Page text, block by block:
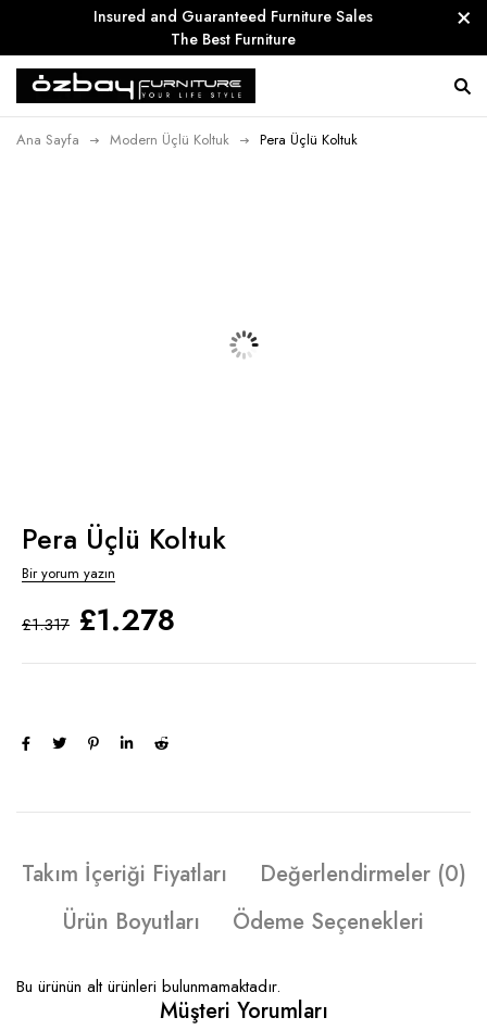
Insured and Guaranteed Furniture Sales
The Best Furniture
Ana Sayfa Modern Üçlü Koltuk Pera Üçlü Koltuk
Pera Üçlü Koltuk
Bir yorum yazın
£1.317 £1.278
Takım İçeriği Fiyatları
Değerlendirmeler (0)
Ürün Boyutları
Ödeme Seçenekleri
Bu ürünün alt ürünleri bulunmamaktadır.
Müşteri Yorumları